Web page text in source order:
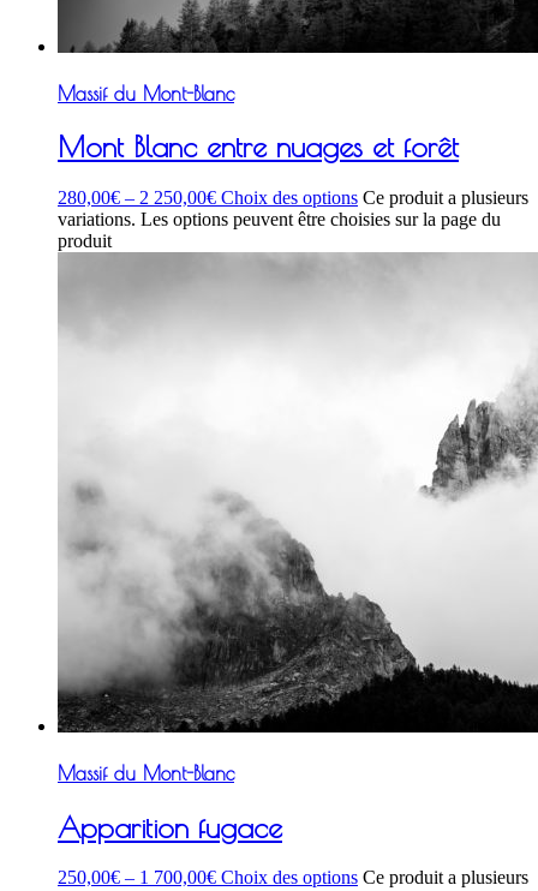
Massif du Mont-Blanc
Mont Blanc entre nuages et forêt
280,00€ – 2 250,00€ Choix des options Ce produit a plusieurs
variations. Les options peuvent être choisies sur la page du
produit
Massif du Mont-Blanc
Apparition fugace
250,00€ – 1 700,00€ Choix des options Ce produit a plusieurs